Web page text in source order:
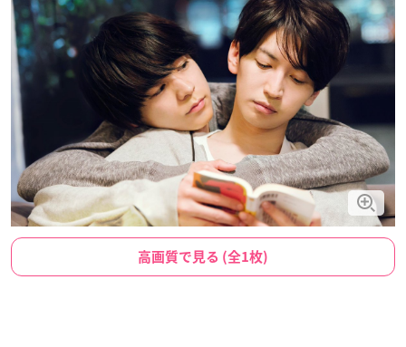
高画質で見る (全1枚)